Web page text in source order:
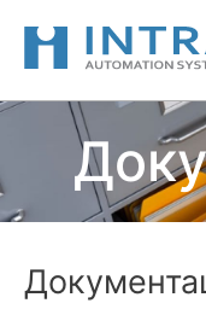
содержимому